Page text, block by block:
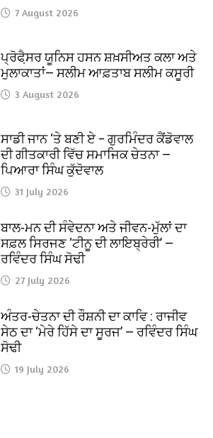
7 August 2026
ਪ੍ਰੋਫੈ਼ਸਰ ਯੂਨਿਸ ਹਸਨ ਸ਼ਖ਼ਸੀਅਤ ਕਲਾ ਅਤੇ
ਮੁਲਾਕਾਤਾਂ— ਸਲੀਮ ਆਫ਼ਤਾਬ ਸਲੀਮ ਕਸੂਰੀ
3 August 2026
ਸਾਡੀ ਜਾਨ ‘ਤੇ ਬਣੀ ਏ – ਗੁਰਮਿੰਦਰ ਕੈਂਡੋਵਾਲ
ਦੀ ਗੀਤਕਾਰੀ ਵਿੱਚ ਸਮਾਜਿਕ ਚੇਤਨਾ —
ਪਿਆਰਾ ਸਿੰਘ ਕੁੱਦੋਵਾਲ
31 July 2026
ਬਾਲ-ਮਨ ਦੀ ਸੰਵੇਦਨਾ ਅਤੇ ਜੀਵਨ-ਮੁੱਲਾਂ ਦਾ
ਸਫ਼ਲ ਸਿਰਜਣ ‘ਟੀਨੂ ਦੀ ਲਾਇਬ੍ਰੇਰੀ’ —
ਰਵਿੰਦਰ ਸਿੰਘ ਸੋਢੀ
27 July 2026
ਅੰਤਰ-ਚੇਤਨਾ ਦੀ ਰੌਸ਼ਨੀ ਦਾ ਕਾਵਿ : ਰਾਜੀਵ
ਸੇਠ ਦਾ ‘ਮੇਰੇ ਹਿੱਸੇ ਦਾ ਸੂਰਜ’ — ਰਵਿੰਦਰ ਸਿੰਘ
ਸੋਢੀ
19 July 2026